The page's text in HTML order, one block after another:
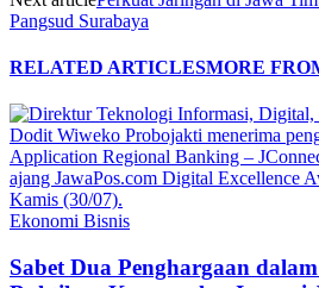
Pangsud Surabaya
RELATED ARTICLESMORE
Ekonomi Bisnis
Sabet Dua Penghargaan